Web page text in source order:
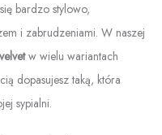
bardzo stylowo,
i zabrudzeniami. W naszej
w wielu wariantach
dopasujesz taką, która
sypialni.